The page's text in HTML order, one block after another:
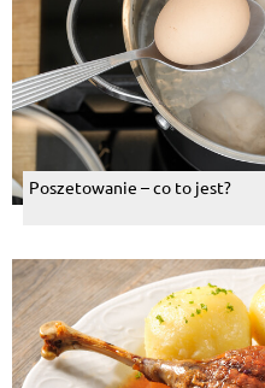
Poszetowanie – co to jest?